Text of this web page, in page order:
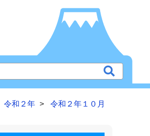
令和２年 令和２年１０月